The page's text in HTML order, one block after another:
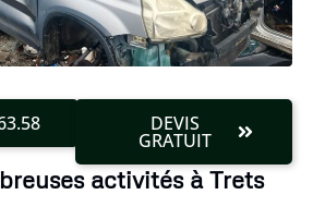
DEVIS
GRATUIT
activités à Trets